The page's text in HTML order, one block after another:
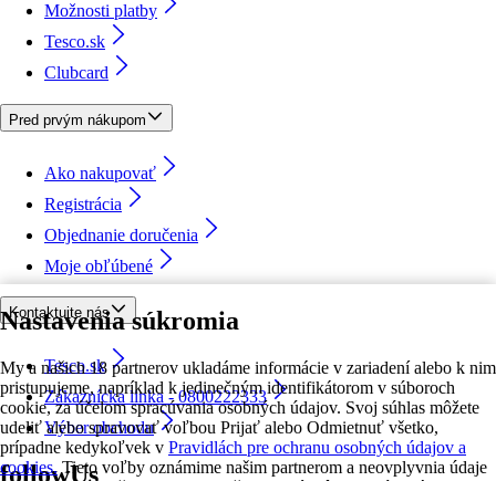
Nastavenia súkromia
My a našich 18 partnerov ukladáme informácie v zariadení alebo k nim
pristupujeme, napríklad k jedinečným identifikátorom v súboroch
cookie, za účelom spracúvania osobných údajov. Svoj súhlas môžete
udeliť alebo spravovať voľbou Prijať alebo Odmietnuť všetko,
prípadne kedykoľvek v Pravidlách pre ochranu osobných údajov a
cookies. Tieto voľby oznámime našim partnerom a neovplyvnia údaje
Možnosti platby
Tesco.sk
Clubcard
Pred prvým nákupom
Ako nakupovať
Registrácia
Objednanie doručenia
Moje obľúbené
Kontaktujte nás
Tesco.sk
Zákaznícka linka - 0800222333
Výber obchodu
followUs